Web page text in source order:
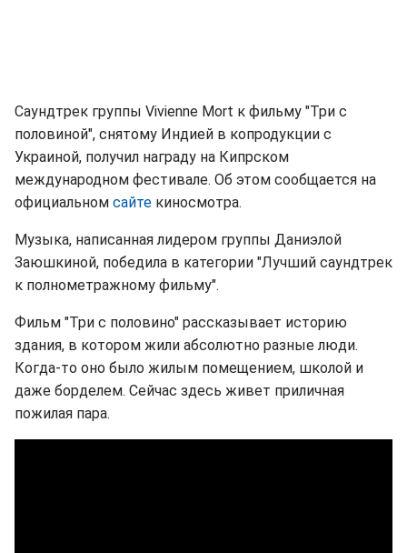
Саундтрек группы Vivienne Mort к фильму "Три с
половиной", снятому Индией в копродукции с
Украиной, получил награду на Кипрском
международном фестивале. Об этом сообщается на
официальном сайте киносмотра.
Музыка, написанная лидером группы Даниэлой
Заюшкиной, победила в категории "Лучший саундтрек
к полнометражному фильму".
Фильм "Три с половино" рассказывает историю
здания, в котором жили абсолютно разные люди.
Когда-то оно было жилым помещением, школой и
даже борделем. Сейчас здесь живет приличная
пожилая пара.